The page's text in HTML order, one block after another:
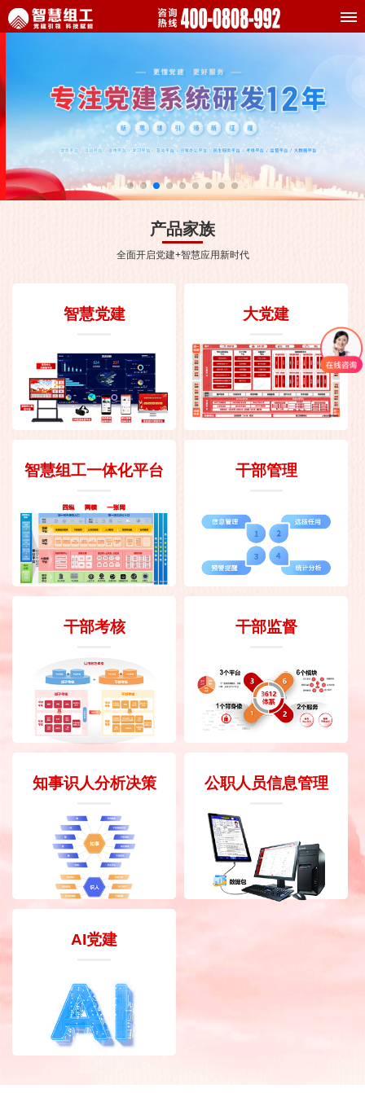
产品家族
全面开启党建+智慧应用新时代
智慧党建 大党建
智慧组工一体化平台 干部管理
干部考核 干部监督
知事识人分析决策 公职人员信息管理
AI党建